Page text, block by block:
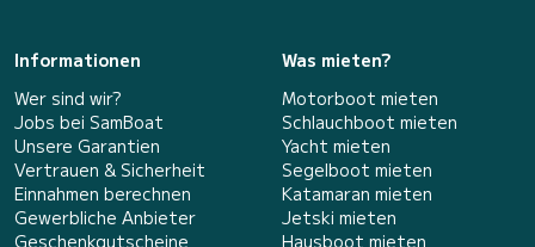
Informationen
Wer sind wir?
Jobs bei SamBoat
Unsere Garantien
Vertrauen & Sicherheit
Einnahmen berechnen
Gewerbliche Anbieter
Geschenkgutscheine
Was mieten?
Motorboot mieten
Schlauchboot mieten
Yacht mieten
Segelboot mieten
Katamaran mieten
Jetski mieten
Hausboot mieten